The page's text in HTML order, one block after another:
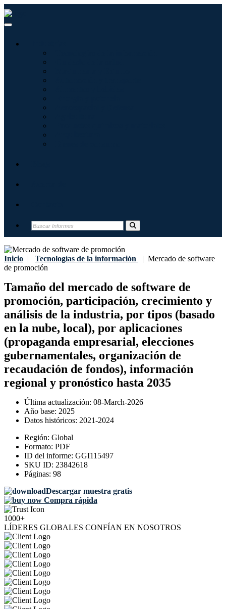
Inicio | Tecnologías de la información | Mercado de software
de promoción
Tamaño del mercado de software de
promoción, participación, crecimiento y
análisis de la industria, por tipos (basado
en la nube, local), por aplicaciones
(propaganda empresarial, elecciones
gubernamentales, organización de
recaudación de fondos), información
regional y pronóstico hasta 2035
Última actualización: 08-March-2026
Año base: 2025
Datos históricos: 2021-2024
Región: Global
Formato: PDF
ID del informe: GGI115497
SKU ID: 23842618
Páginas: 98
Descargar muestra gratis
Compra rápida
1000+
LÍDERES GLOBALES CONFÍAN EN NOSOTROS